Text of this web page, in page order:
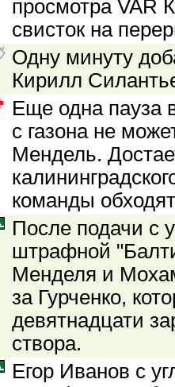
просмотра VAR
свисток на
Одну минуту
Кирилл
Еще одна пауза
с газона не
Мендель.
команды
После подачи с
штрафной
Менделя и
за Гурченко,
девятнадцати
створа.
Егор Иванов с